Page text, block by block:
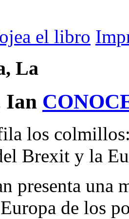
el libro
La
Ian
los
Brexit y la
presenta una
de los